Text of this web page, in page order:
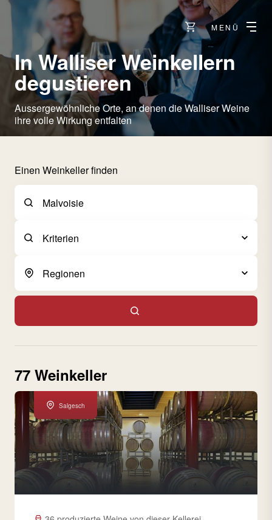
MENÜ
In Walliser Weinkellern
degustieren
Aussergewöhnliche Orte, an denen die Walliser Weine
ihre volle Wirkung entfalten
Einen Weinkeller finden
77 Weinkeller
Salgesch